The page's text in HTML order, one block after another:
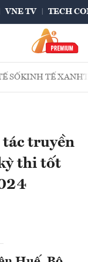
VNE TV TECH
SỐKINH TẾ XANH
tác truyền
thi tốt